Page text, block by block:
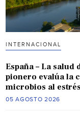
INTERNACIONAL
España – La
pionero evalúa la
microbios al
05 AGOSTO 2026